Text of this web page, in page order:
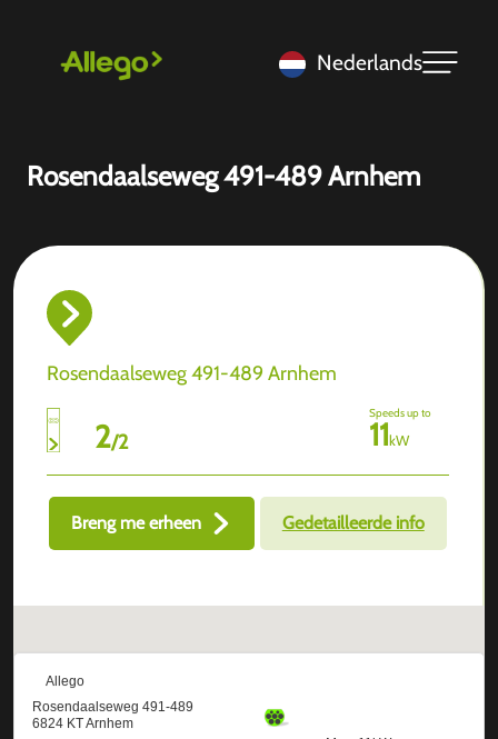
Nederlands
Rosendaalseweg 491-489 Arnhem
Rosendaalseweg 491-489 Arnhem
2/2
Speeds up to
11kW
Breng me erheen Gedetailleerde info